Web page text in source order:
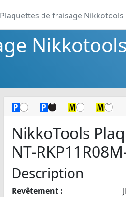
Plaquettes de fraisage Nikkotools
Nikkotools
NikkoTools
NT-
Description
Revêtement :